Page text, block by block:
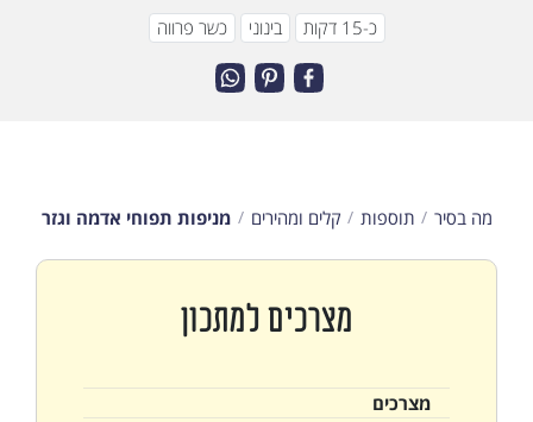
כ-15 דקות בינוני כשר פרווה
מה בסיר תוספות קלים ומהירים מניפות תפוחי אדמה וגזר
מצרכים למתכון
מצרכים